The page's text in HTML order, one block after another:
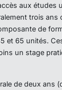
aux études
trois ans
de
et 65 unités.
un stage
de deux ans